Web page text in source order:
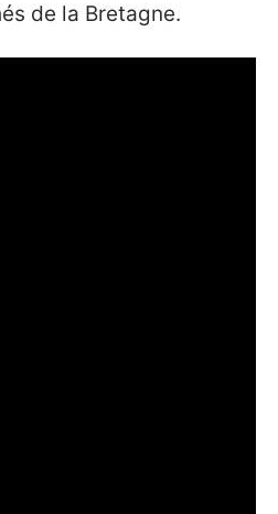
de la Bretagne.